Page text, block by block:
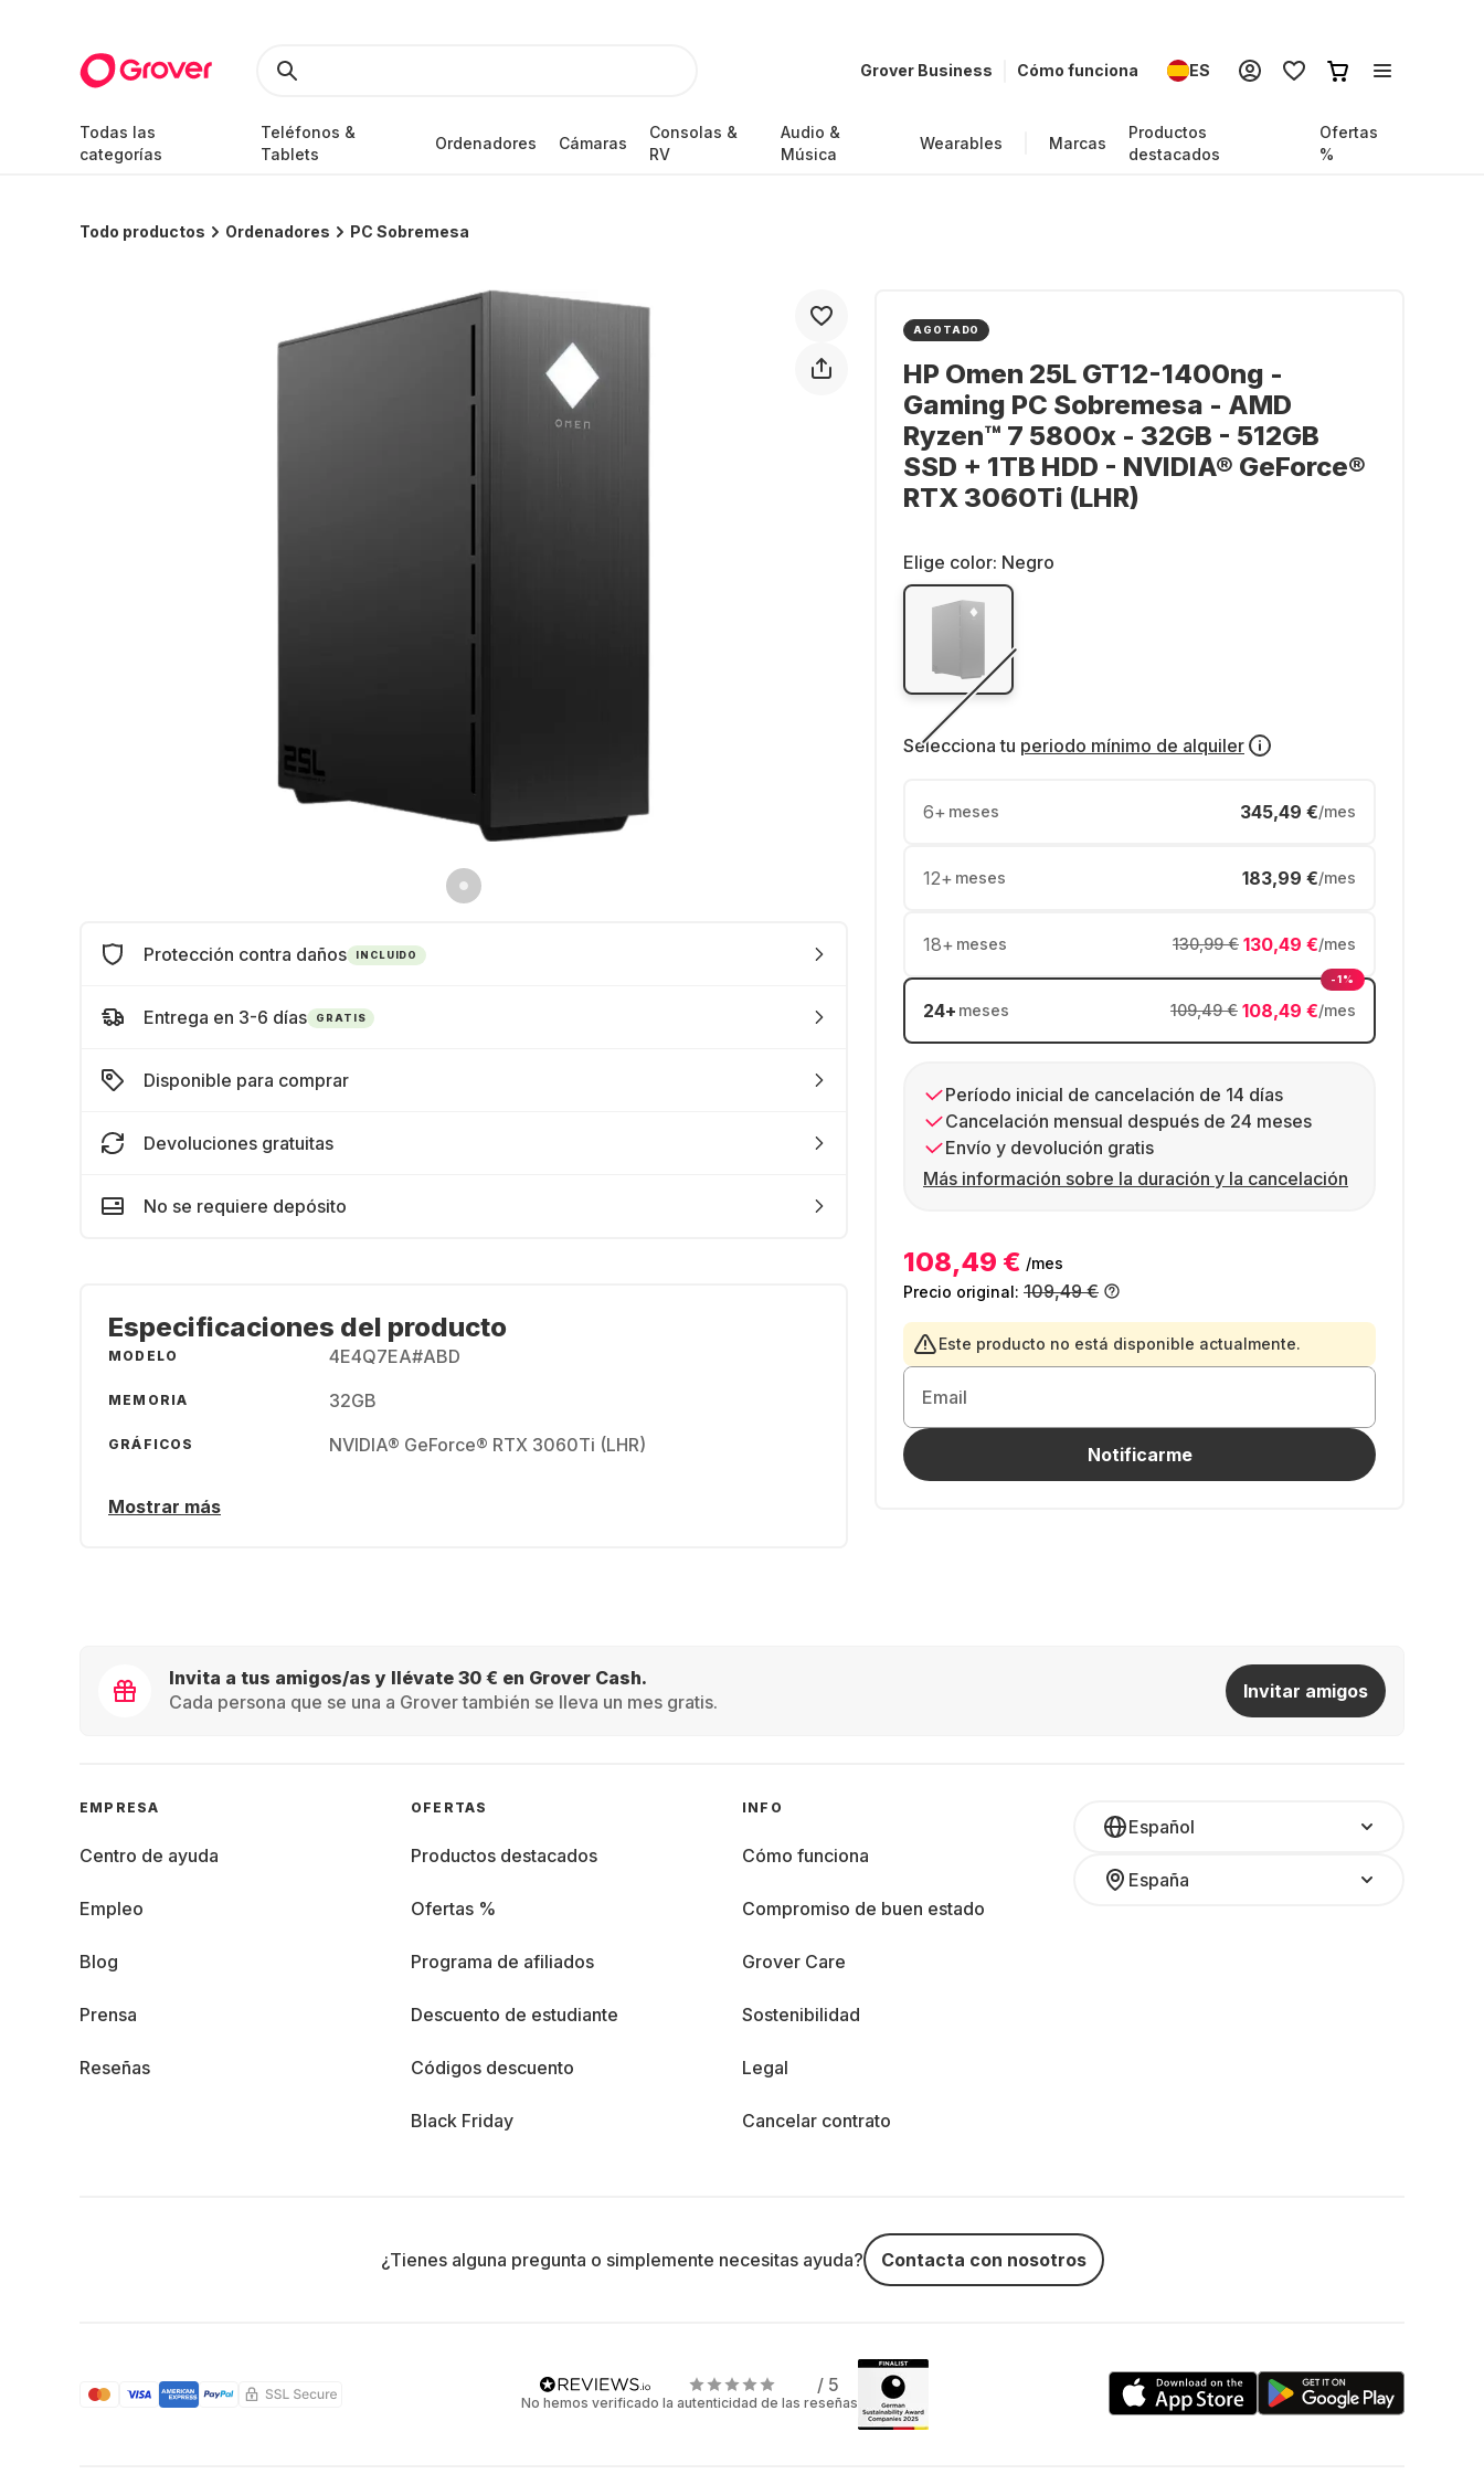
Grover Business Cómo funciona ES
Todas las
categorías
Teléfonos &
Tablets
Ordenadores Cámaras
Consolas &
RV
Audio &
Música
Wearables Marcas
Productos
destacados
Ofertas
%
Todo productos Ordenadores PC Sobremesa
AGOTADO
HP Omen 25L GT12-1400ng -
Gaming PC Sobremesa - AMD
Ryzen™ 7 5800x - 32GB - 512GB
SSD + 1TB HDD - NVIDIA® GeForce®
RTX 3060Ti (LHR)
Elige color: Negro
Selecciona tu periodo mínimo de alquiler
6+ meses 345,49 €/mes
12+ meses 183,99 €/mes
18+ meses 130,49 €/mes
130,99 €
24+ meses 108,49 €/mes
109,49 €
-1%
Período inicial de cancelación de 14 días
Cancelación mensual después de 24 meses
Envío y devolución gratis
Más información sobre la duración y la cancelación
108,49 € /mes
Precio original: 109,49 €
Este producto no está disponible actualmente.
Email
Notificarme
Protección contra daños INCLUIDO
Entrega en 3-6 días GRATIS
Disponible para comprar
Devoluciones gratuitas
No se requiere depósito
Especificaciones del producto
MODELO 4E4Q7EA#ABD
MEMORIA 32GB
GRÁFICOS NVIDIA® GeForce® RTX 3060Ti (LHR)
Mostrar más
Invita a tus amigos/as y llévate 30 € en Grover Cash.
Cada persona que se una a Grover también se lleva un mes gratis.
Invitar amigos
Español
España
EMPRESA
Centro de ayuda
Empleo
Blog
Prensa
Reseñas
OFERTAS
Productos destacados
Ofertas %
Programa de afiliados
Descuento de estudiante
Códigos descuento
Black Friday
INFO
Cómo funciona
Compromiso de buen estado
Grover Care
Sostenibilidad
Legal
Cancelar contrato
¿Tienes alguna pregunta o simplemente necesitas ayuda? Contacta con nosotros
/ 5
No hemos verificado la autenticidad de las reseñas